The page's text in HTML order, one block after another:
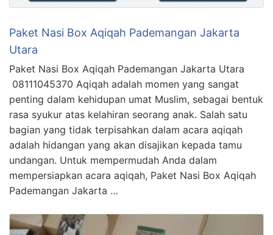
Paket Nasi Box Aqiqah Pademangan Jakarta
Utara
Paket Nasi Box Aqiqah Pademangan Jakarta Utara
08111045370 Aqiqah adalah momen yang sangat
penting dalam kehidupan umat Muslim, sebagai bentuk
rasa syukur atas kelahiran seorang anak. Salah satu
bagian yang tidak terpisahkan dalam acara aqiqah
adalah hidangan yang akan disajikan kepada tamu
undangan. Untuk mempermudah Anda dalam
mempersiapkan acara aqiqah, Paket Nasi Box Aqiqah
Pademangan Jakarta …